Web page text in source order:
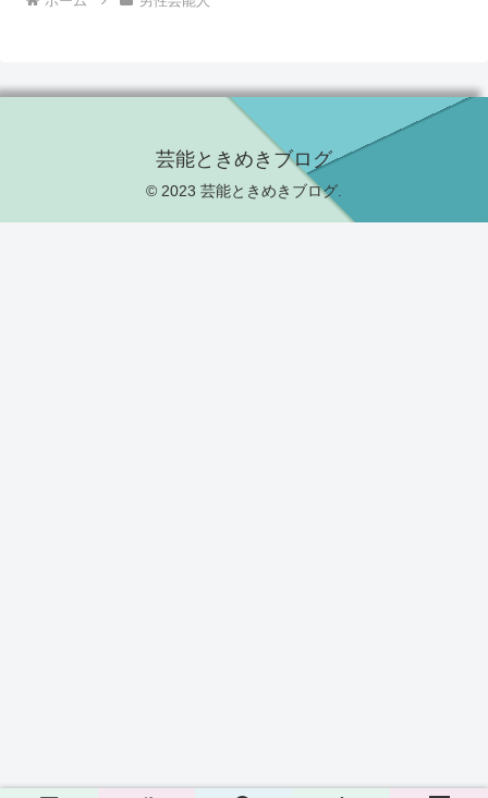
芸能ときめきブログ
© 2023 芸能ときめきブログ.